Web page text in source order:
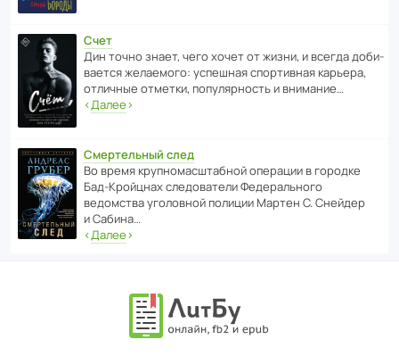
Счет
Дин точно знает, чего хочет от жизни, и всегда доби­
ва­ется жела­е­мого: успе­шная спор­ти­вная карьера,
отли­чные отметки, попу­ля­р­ность и внимание…
‹Далее›
Смертельный след
Во время круп­но­мас­ш­та­бной операции в городке
Бад‑Крой­цнах следо­ва­тели Феде­раль­ного
ведомства уголо­вной полиции Мартен С. Снейдер
и Сабина…
‹Далее›